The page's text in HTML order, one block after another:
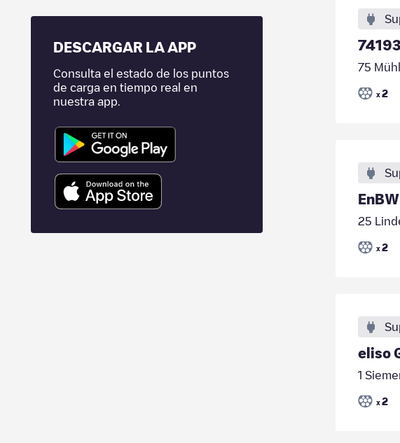
DESCARGAR LA APP
Consulta el estado de los puntos
de carga en tiempo real en
nuestra app.
75
x 2
25
x 2
1
x 2